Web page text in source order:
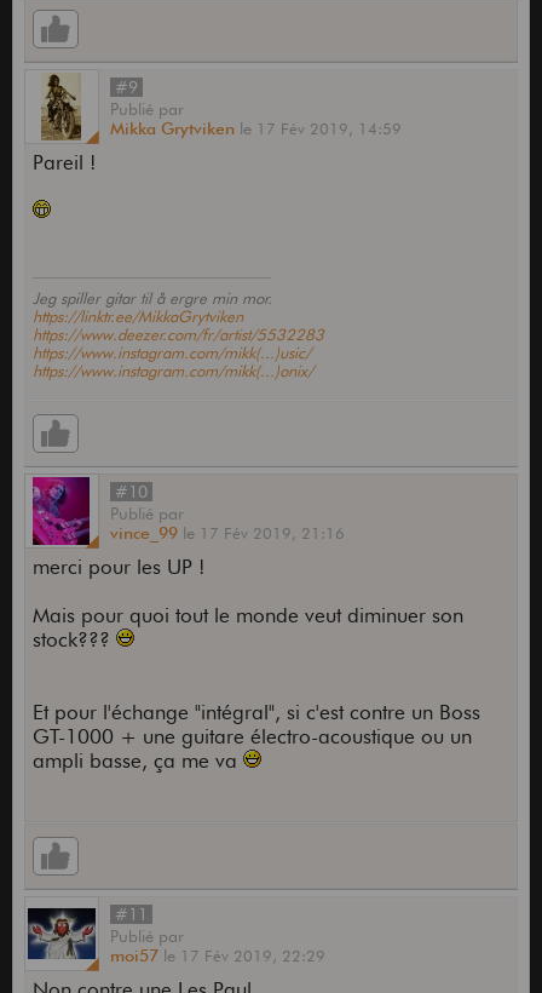
#9
Publié par
Mikka Grytviken le 17 Fév 2019, 14:59
Pareil !
Jeg spiller gitar til å ergre min mor.
https://linktr.ee/MikkaGrytviken
https://www.deezer.com/fr/artist/5532283
https://www.instagram.com/mikk(...)usic/
https://www.instagram.com/mikk(...)onix/
#10
Publié par
vince_99 le 17 Fév 2019, 21:16
merci pour les UP !
Mais pour quoi tout le monde veut diminuer son
stock???
Et pour l'échange "intégral", si c'est contre un Boss
GT-1000 + une guitare électro-acoustique ou un
ampli basse, ça me va
#11
Publié par
moi57 le 17 Fév 2019, 22:29